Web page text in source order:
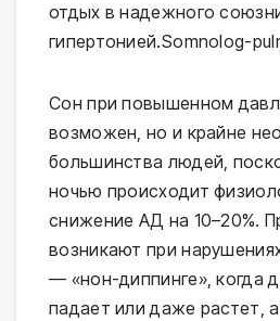
отдых в надежного
гипертонией.⁠Somnolog-
Сон при повышенном
возможен, но и крайне
большинства людей,
ночью происходит
снижение АД на 10–20%.
возникают при
— «нон-диппинге», когда
падает или даже растет,